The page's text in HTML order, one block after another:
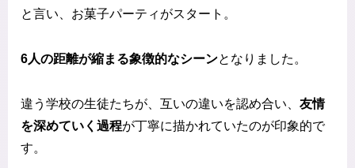
と言い、お菓子パーティがスタート。
6人の距離が縮まる象徴的なシーンとなりました。
違う学校の生徒たちが、互いの違いを認め合い、 友情
を深めていく過程が丁寧に描かれていたのが印象的で
す。